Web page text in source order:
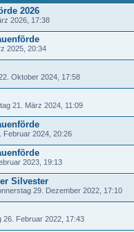
2026
2026, 17:38
2025, 20:34
Oktober 2024, 17:58
21. März 2024, 11:09
Februar 2024, 20:26
2023, 19:13
Silvester
29. Dezember 2022, 17:10
26. Februar 2022, 17:43